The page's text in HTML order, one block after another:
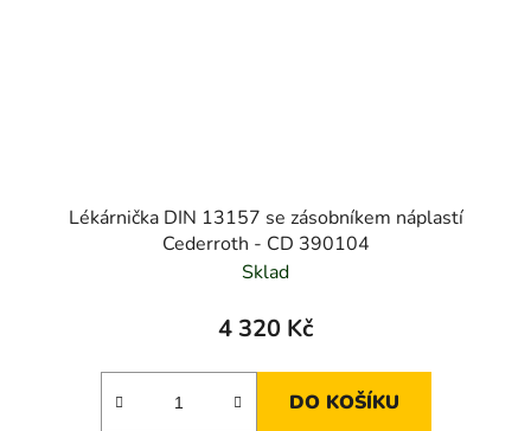
Lékárnička DIN 13157 se zásobníkem náplastí
Cederroth - CD 390104
Sklad
4 320 Kč
DO KOŠÍKU